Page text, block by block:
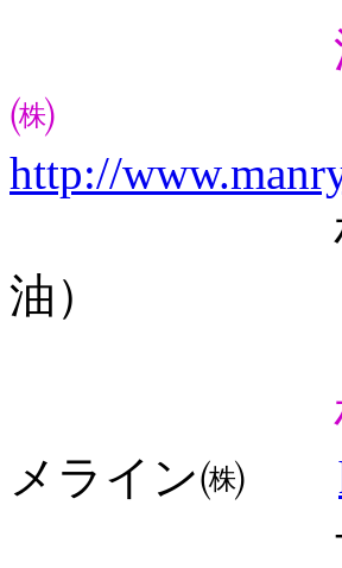
㈱
http://
札幌ラー
油）
メライン㈱
サッポロ